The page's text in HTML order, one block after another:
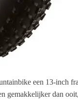
een 13-inch
gemakkelijker dan